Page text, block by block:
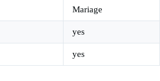
Mariage
yes
yes